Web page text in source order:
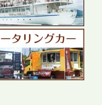
タリングのセカンド
張・舞浜の大型イベ
まで、現地拠点を活